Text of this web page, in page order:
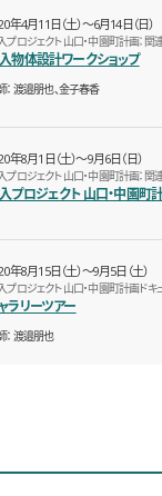
年4月11日（土）〜6月14日（日）
プロジェクト 山口・中園町計画：関
物体設計ワークショップ
渡邉朋也、金子春香
年8月1日（土）〜9月6日（日）
プロジェクト 山口・中園町計画：関
プロジェクト 山口・中園町
年8月15日（土）〜9月5日（土）
プロジェクト 山口・中園町計画ドキ
ラリーツアー
渡邉朋也